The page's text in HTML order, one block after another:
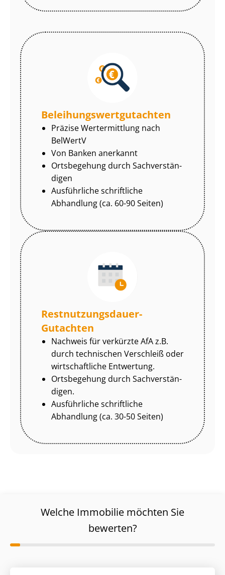
Be­lei­hungs­wert­gut­ach­ten
Präzise Wertermittlung nach
BelWertV
Von Banken anerkannt
Ortsbegehung durch Sach­ver­stän­
di­gen
Ausführliche schriftliche
Abhandlung (ca. 60-90 Seiten)
Rest­nut­zungs­dau­er-
Gutachten
Nachweis für verkürzte AfA z.B.
durch technischen Verschleiß oder
wirtschaftliche Entwertung.
Ortsbegehung durch Sach­ver­stän­
di­gen.
Ausführliche schriftliche
Abhandlung (ca. 30-50 Seiten)
Welche Immobilie möchten Sie
bewerten?